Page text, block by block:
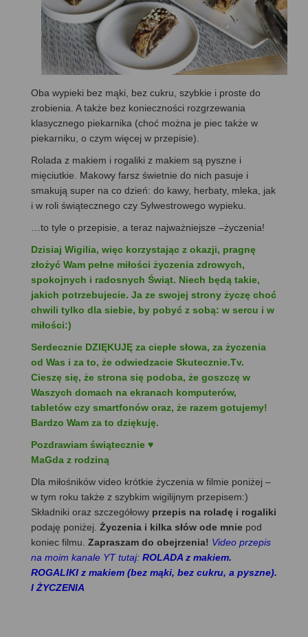
Oba wypieki bez mąki, bez cukru, szybkie i proste do
zrobienia. A także bez konieczności rozgrzewania
klasycznego piekarnika (choć można je piec także w
piekarniku, o czym więcej w przepisie).
Rolada z makiem i rogaliki z makiem są pyszne i
mięciutkie. Makowy farsz świetnie do nich pasuje i
smakują super na co dzień: do kawy, herbaty, mleka, jak
i w roli świątecznego czy Sylwestrowego wypieku.
…to tyle o przepisie, a teraz najważniejsze –życzenia!
Dzisiaj Wigilia, więc korzystając z okazji, pragnę
złożyć Wam pełne miłości życzenia zdrowych,
spokojnych i radosnych Świąt. Niech będą takie,
jakich potrzebujecie. Ja ze swojej strony życzę choć
chwili tylko dla siebie, by pobyć z sobą: w sercu i w
miłości:)
Serdecznie DZIĘKUJĘ za ciepłe słowa, za życzenia
od Was i za to, że odwiedzacie Skutecznie.Tv.
Cieszę się, że strona się podoba, że goszczę w
Waszych domach na ekranach komputerów,
tabletów czy smartfonów oraz, że razem gotujemy!
Bardzo Wam za to dziękuję.
Pozdrawiam świątecznie ♥
MaGda z rodziną
Dla miłośników video krótkie życzenia w filmie poniżej –
w tym roku także z szybkim wigilijnym przepisem:)
Składniki oraz szczegółowy przepis na roladę i rogaliki
podaję poniżej. Życzenia i kilka słów ode mnie pod
koniec filmu. Zapraszam do obejrzenia! Video przepis
na moim kanale YT tutaj: ROLADA z makiem.
ROGALIKI z makiem (bez mąki, bez cukru, a pyszne).
I ŻYCZENIA